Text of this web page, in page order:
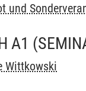
und
A1
Wittkowski